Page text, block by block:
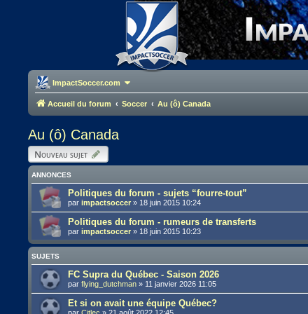
ImpactSoccer.com
Accueil du forum Soccer Au (ô) Canada
Au (ô) Canada
Nouveau sujet
ANNONCES
Politiques du forum - sujets “fourre-tout”
parimpactsoccer » 18 juin 2015 10:24
Politiques du forum - rumeurs de transferts
parimpactsoccer » 18 juin 2015 10:23
SUJETS
FC Supra du Québec - Saison 2026
parflying_dutchman » 11 janvier 2026 11:05
Et si on avait une équipe Québec?